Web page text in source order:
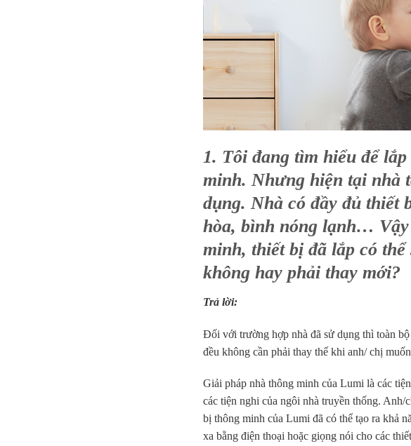
1. Tôi đang tìm hiểu để
minh. Nhưng hiện tại nhà
dụng. Nhà có đầy đủ thiết
hòa, bình nóng lạnh…
minh, thiết bị đã lắp có thể
không hay phải thay mới?
Trả lời:
Đối với trường hợp nhà đã sử dụng thì toàn bộ
đều không cần phải thay thế khi anh/ chị
Giải pháp nhà thông minh của Lumi là các
các tiện nghi của ngôi nhà truyền thống. Anh/
bị thông minh của Lumi đã có thể tạo ra khả
xa bằng điện thoại hoặc giọng nói cho các